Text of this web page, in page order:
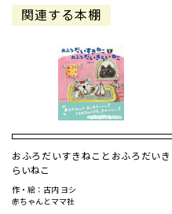
関連する本棚
おふろだいすきねことおふろだいき
らいねこ
作・絵：古内 ヨシ
赤ちゃんとママ社